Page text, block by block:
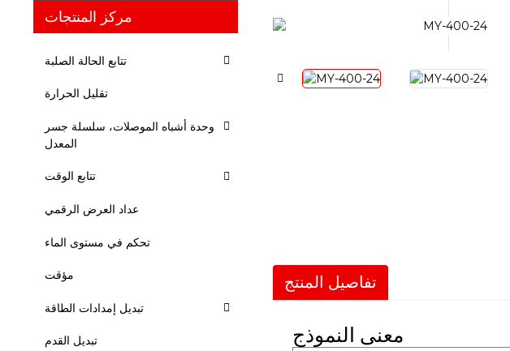
مركز المنتجات
تتابع الحالة الصلبة
تقليل الحرارة
وحدة أشباه الموصلات، سلسلة جسر
المعدل
تتابع الوقت
عداد العرض الرقمي
تحكم في مستوى الماء
مؤقت
تبديل إمدادات الطاقة
تبديل القدم
تفاصيل المنتج
معنى النموذج